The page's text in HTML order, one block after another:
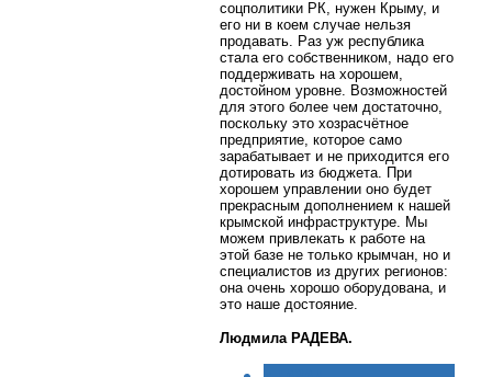
соцполитики РК, нужен Крыму, и
его ни в коем случае нельзя
продавать. Раз уж республика
стала его собственником, надо его
поддерживать на хорошем,
достойном уровне. Возможностей
для этого более чем достаточно,
поскольку это хозрасчётное
предприятие, которое само
зарабатывает и не приходится его
дотировать из бюджета. При
хорошем управлении оно будет
прекрасным дополнением к нашей
крымской инфраструктуре. Мы
можем привлекать к работе на
этой базе не только крымчан, но и
специалистов из других регионов:
она очень хорошо оборудована, и
это наше достояние.
Людмила РАДЕВА.